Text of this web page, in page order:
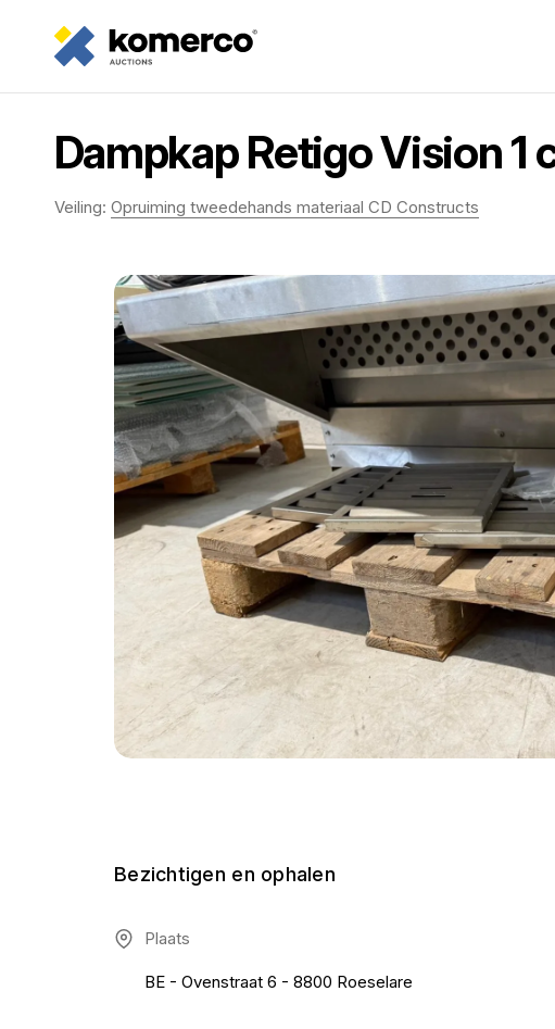
Dampkap Retigo Vision 1
Veiling: Opruiming tweedehands materiaal CD Constructs
Bezichtigen en ophalen
Plaats
BE - Ovenstraat 6 - 8800 Roeselare